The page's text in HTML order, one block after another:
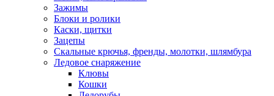
Зажимы
Блоки и ролики
Каски, щитки
Зацепы
Скальные крючья, френды, молотки, шлямбура
Ледовое снаряжение
Клювы
Кошки